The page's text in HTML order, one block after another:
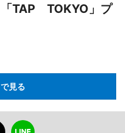
TAP TOKYO」プ
見る